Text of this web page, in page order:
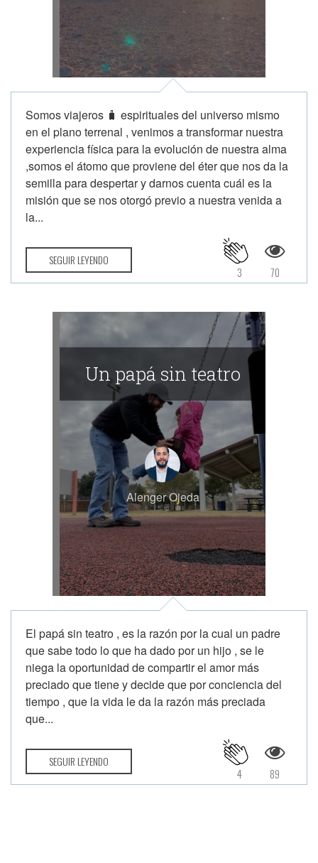
Somos viajeros 🧳 espirituales del universo mismo
en el plano terrenal , venimos a transformar nuestra
experiencia física para la evolución de nuestra alma
,somos el átomo que proviene del éter que nos da la
semilla para despertar y darnos cuenta cuál es la
misión que se nos otorgó previo a nuestra venida a
la...
SEGUIR LEYENDO
70
3
Un papá sin teatro
Alenger Ojeda
El papá sin teatro , es la razón por la cual un padre
que sabe todo lo que ha dado por un hijo , se le
niega la oportunidad de compartir el amor más
preciado que tiene y decide que por conciencia del
tiempo , que la vida le da la razón más preciada
que...
SEGUIR LEYENDO
89
4